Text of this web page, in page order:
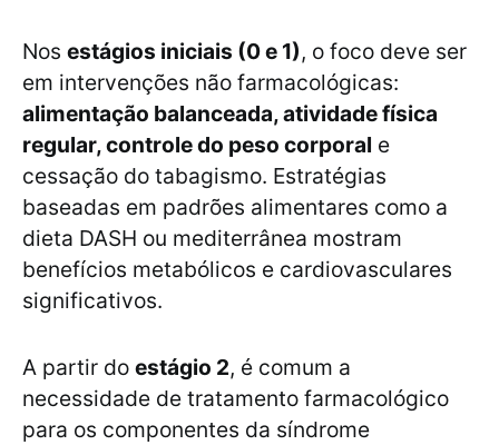
Nos estágios iniciais (0 e 1), o foco deve ser
em intervenções não farmacológicas:
alimentação balanceada, atividade física
regular, controle do peso corporal e
cessação do tabagismo. Estratégias
baseadas em padrões alimentares como a
dieta DASH ou mediterrânea mostram
benefícios metabólicos e cardiovasculares
significativos.
A partir do estágio 2, é comum a
necessidade de tratamento farmacológico
para os componentes da síndrome